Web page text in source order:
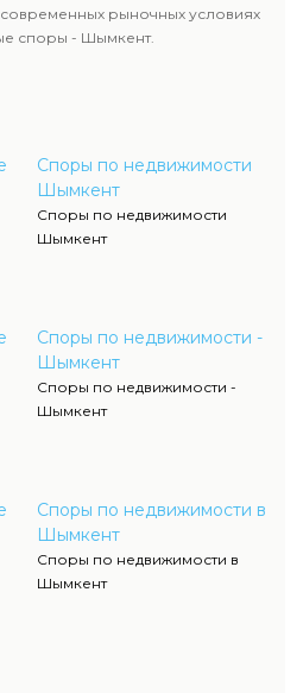
рыночных условиях
споры - Шымкент.
Споры по недвижимости
Шымкент
Споры по недвижимости
Шымкент
Споры по недвижимости -
Шымкент
Споры по недвижимости -
Шымкент
Споры по недвижимости в
Шымкент
Споры по недвижимости в
Шымкент